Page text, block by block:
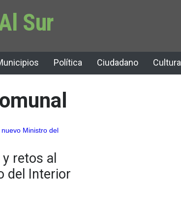
Sur
Política Ciudadano Cultura
retos al
del Interior